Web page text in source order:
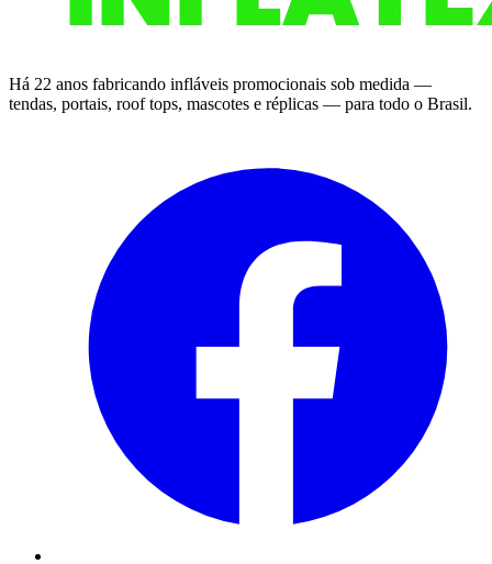
Há 22 anos fabricando infláveis promocionais sob medida —
tendas, portais, roof tops, mascotes e réplicas — para todo o Brasil.